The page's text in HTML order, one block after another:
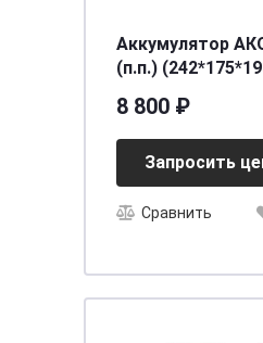
Аккумулятор
(п.п.)
8 800 ₽
Запросить
Сравнить